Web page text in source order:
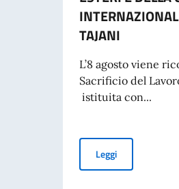
TAJANI
L’8 agosto viene
Sacrificio del
istituita con...
Leggi